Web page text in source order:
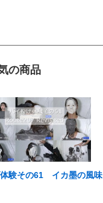
の商品
験その61 イカ墨の風味